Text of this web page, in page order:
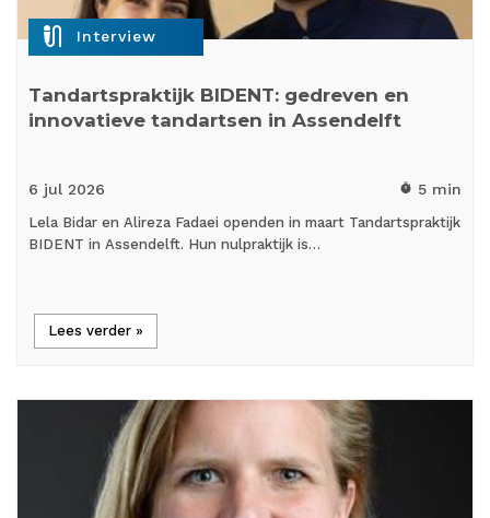
mic_external_on Interview
Tandartspraktijk BIDENT: gedreven en
innovatieve tandartsen in Assendelft
6 jul 2026 timer 5 min
Lela Bidar en Alireza Fadaei openden in maart Tandartspraktijk
BIDENT in Assendelft. Hun nulpraktijk is…
Lees verder »